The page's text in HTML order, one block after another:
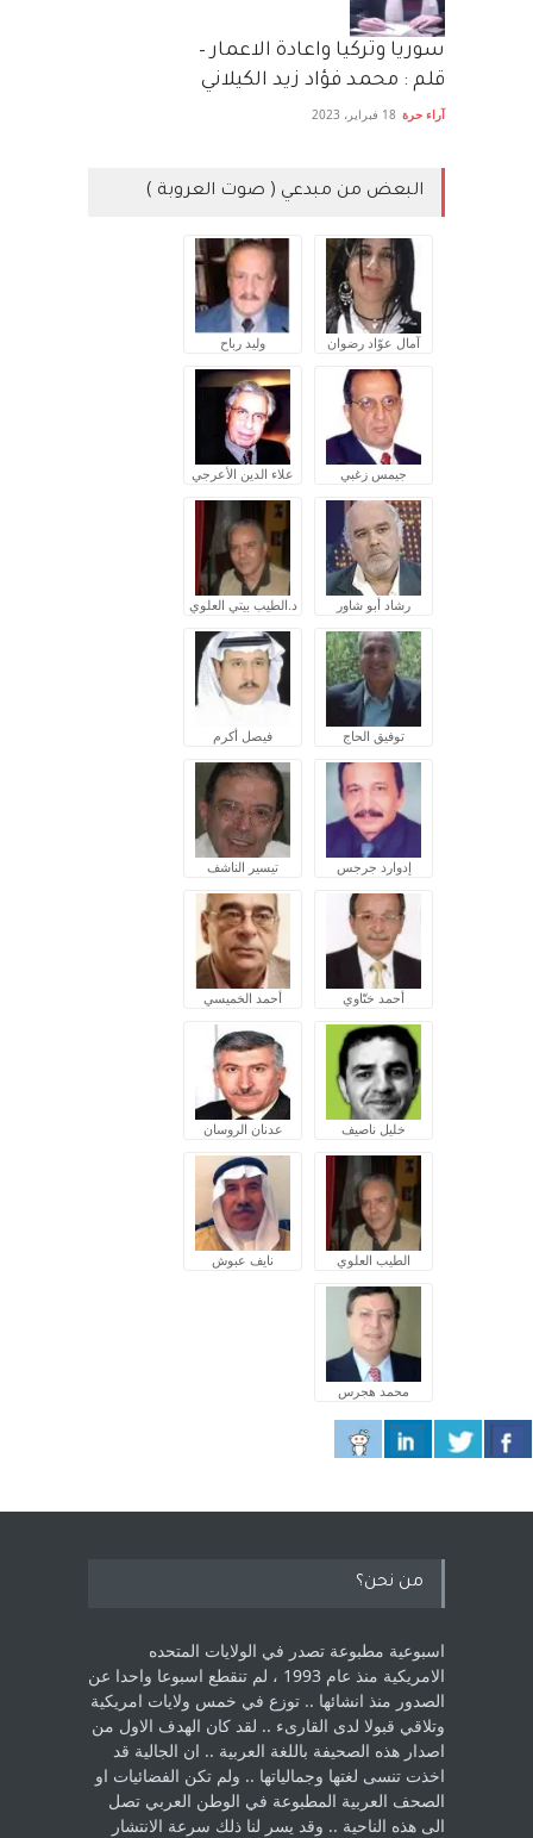
سوريا وتركيا واعادة الاعمار –
قلم : محمد فؤاد زيد الكيلاني
آراء حرة 18 فبراير، 2023
البعض من مبدعي ( صوت العروبة )
آمال عوّاد رضوان وليد رباح
جيمس زغبي علاء الدين الأعرجي
رشاد أبو شاور د.الطيب بيتي العلوي
توفيق الحاج فيصل أكرم
إدوارد جرجس تيسير الناشف
أحمد ختّاوي أحمد الخميسي
خليل ناصيف عدنان الروسان
الطيب العلوي نايف عبوش
محمد هجرس
من نحن؟
اسبوعية مطبوعة تصدر في الولايات المتحده
الامريكية منذ عام 1993 ، لم ‏تنقطع اسبوعا واحدا عن
الصدور منذ انشائها .. توزع في خمس ولايات امريكية
‏وتلاقي قبولا لدى القارىء ..‏ لقد كان الهدف الاول من
اصدار هذه الصحيفة باللغة العربية .. ان الجالية قد
اخذت ‏تنسى لغتها وجمالياتها .. ولم تكن الفضائيات او
الصحف العربية المطبوعة في الوطن ‏العربي تصل
الى هذه الناحية .. وقد يسر لنا ذلك سرعة الانتشار